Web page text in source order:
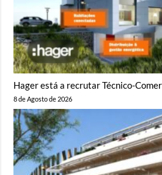
Hager está a recrutar Técnico-
8 de Agosto de 2026